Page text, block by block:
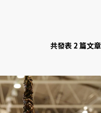
共發表 2 篇文章